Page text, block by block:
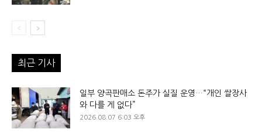
최근 기사
일부 양곡판매소 돈주가 실질 운영…“개인 쌀장사
와 다를 게 없다”
2026.08.07 6:03 오후